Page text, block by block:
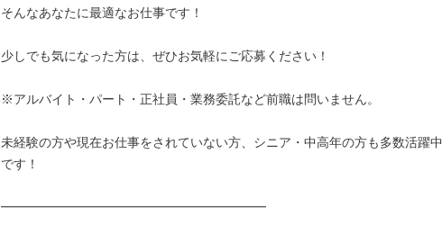
そんなあなたに最適なお仕事です！
少しでも気になった方は、ぜひお気軽にご応募ください！
※アルバイト・パート・正社員・業務委託など前職は問いません。
未経験の方や現在お仕事をされていない方、シニア・中高年の方も多数活躍中
です！
━━━━━━━━━━━━━━━━━━━━━